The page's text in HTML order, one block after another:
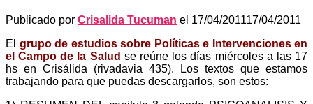
Publicado por Crisalida Tucuman el 17/04/201117/04/2011
El grupo de estudios sobre Políticas e Intervenciones en
el Campo de la Salud se reúne los días miércoles a las 17
hs en Crisálida (rivadavia 435). Los textos que estamos
trabajando para que puedas descargarlos, son estos: